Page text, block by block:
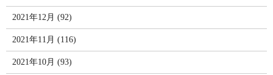
2021年12月 (92)
2021年11月 (116)
2021年10月 (93)